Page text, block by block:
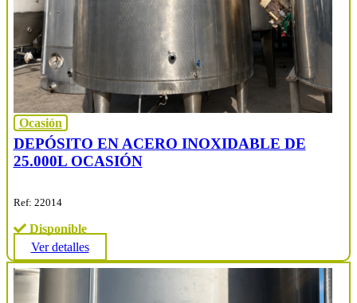
Ocasión
DEPÓSITO EN ACERO INOXIDABLE DE
25.000L OCASIÓN
Ref: 22014
Disponible
Ver detalles